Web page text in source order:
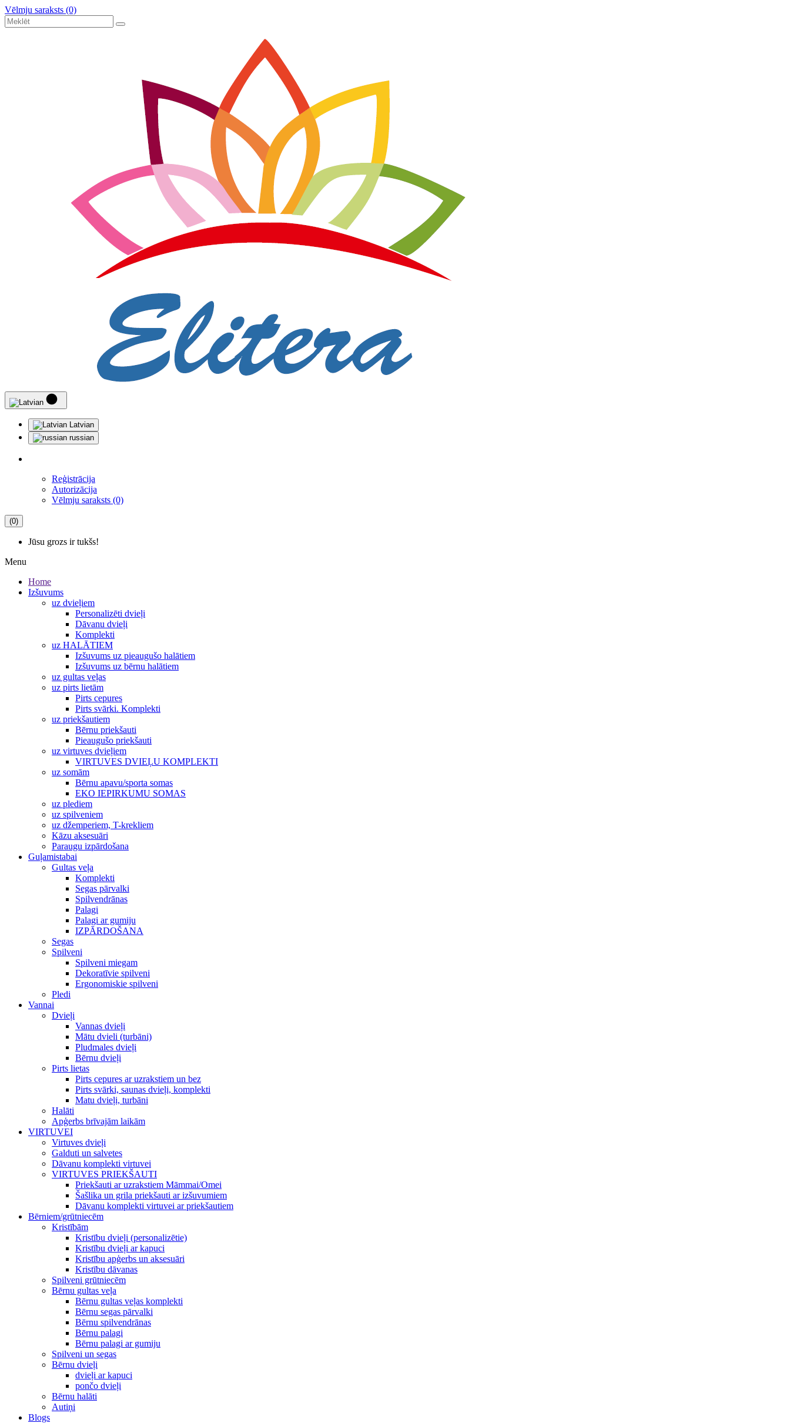
Vēlmju saraksts (0)
Latvian
russian
Reģistrācija
Autorizācija
Vēlmju saraksts (0)
(0)
Jūsu grozs ir tukšs!
Menu
Home
Izšuvums
uz dvieļiem
Personalizēti dvieļi
Dāvanu dvieļi
Komplekti
uz HALĀTIEM
Izšuvums uz pieaugušo halātiem
Izšuvums uz bērnu halātiem
uz gultas veļas
uz pirts lietām
Pirts cepures
Pirts svārki. Komplekti
uz priekšautiem
Bērnu priekšauti
Pieaugušo priekšauti
uz virtuves dvieļiem
VIRTUVES DVIEĻU KOMPLEKTI
uz somām
Bērnu apavu/sporta somas
EKO IEPIRKUMU SOMAS
uz plediem
uz spilveniem
uz džemperiem, T-krekliem
Kāzu aksesuāri
Paraugu izpārdošana
Guļamistabai
Gultas veļa
Komplekti
Segas pārvalki
Spilvendrānas
Palagi
Palagi ar gumiju
IZPĀRDOŠANA
Segas
Spilveni
Spilveni miegam
Dekoratīvie spilveni
Ergonomiskie spilveni
Pledi
Vannai
Dvieļi
Vannas dvieļi
Mātu dvieli (turbāni)
Pludmales dvieļi
Bērnu dvieļi
Pirts lietas
Pirts cepures ar uzrakstiem un bez
Pirts svārki, saunas dvieļi, komplekti
Matu dvieļi, turbāni
Halāti
Apģerbs brīvajām laikām
VIRTUVEI
Virtuves dvieļi
Galduti un salvetes
Dāvanu komplekti virtuvei
VIRTUVES PRIEKŠAUTI
Priekšauti ar uzrakstiem Māmmai/Omei
Šašlika un grila priekšauti ar izšuvumiem
Dāvanu komplekti virtuvei ar priekšautiem
Bērniem/grūtniecēm
Kristībām
Kristību dvieļi (personalizētie)
Kristību dvieļi ar kapuci
Kristību apģerbs un aksesuāri
Kristību dāvanas
Spilveni grūtniecēm
Bērnu gultas veļa
Bērnu gultas veļas komplekti
Bērnu segas pārvalki
Bērnu spilvendrānas
Bērnu palagi
Bērnu palagi ar gumiju
Spilveni un segas
Bērnu dvieļi
dvieļi ar kapuci
pončo dvieļi
Bērnu halāti
Autiņi
Blogs